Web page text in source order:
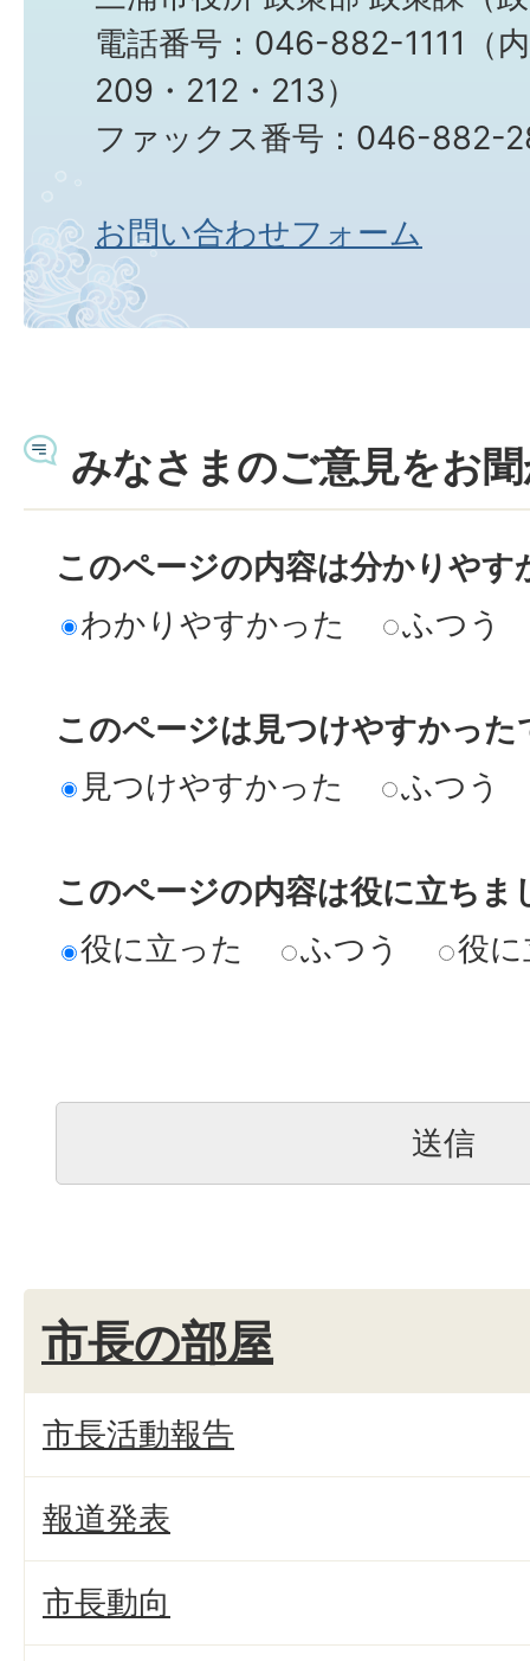
電話番号：046-882-1111（
209・212・213）
ファックス番号：046-882-
お問い合わせフォーム
みなさまのご意見をお
このページの内容は分かりやす
わかりやすかった
ふつう
このページは見つけやすかった
見つけやすかった
ふつう
このページの内容は役に立ちま
役に立った
ふつう 役
市長の部屋
市長活動報告
報道発表
市長動向